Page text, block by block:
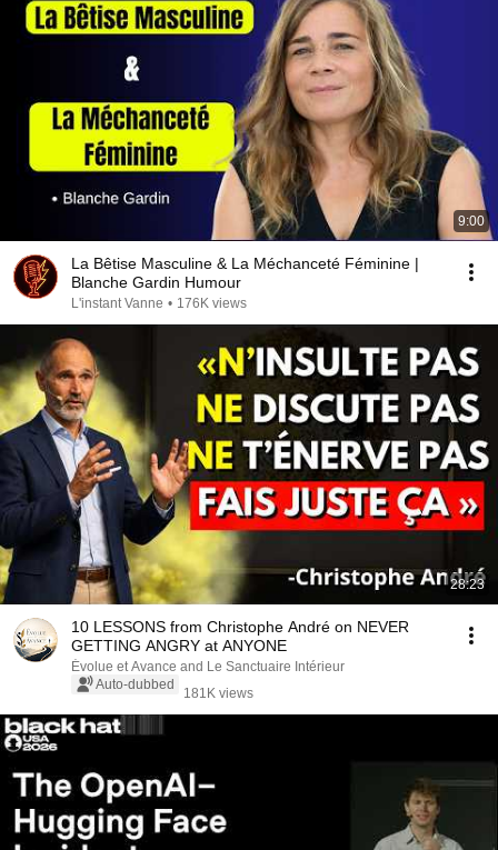
9:00
La Bêtise Masculine & La Méchanceté Féminine |
Blanche Gardin Humour
L'instant Vanne • 176K views
28:23
10 LESSONS from Christophe André on NEVER
GETTING ANGRY at ANYONE
Évolue et Avance and Le Sanctuaire Intérieur
Auto-dubbed
181K views